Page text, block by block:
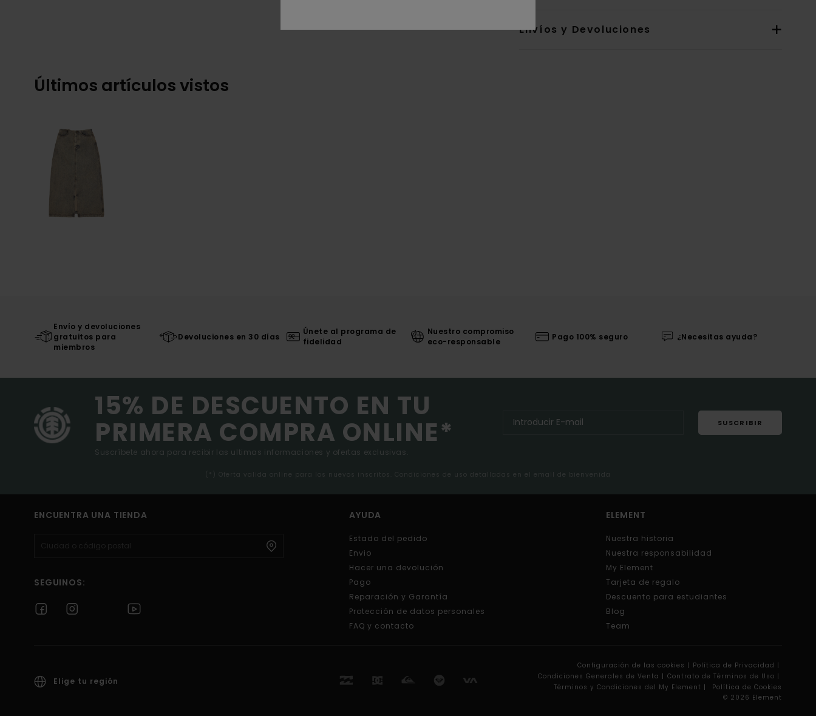
Envíos y Devoluciones
Últimos artículos vistos
Envío y devoluciones
gratuitos para
miembros
Devoluciones en 30 días
Únete al programa de
fidelidad
Nuestro compromiso
eco-responsable
Pago 100% seguro ¿Necesitas ayuda?
15% DE DESCUENTO EN TU
PRIMERA COMPRA ONLINE*
Suscríbete ahora para recibir las ultimas informaciones y ofertas exclusivas.
SUSCRIBIR
(*) Oferta valida online para los nuevos inscritos. Condiciones de uso detalladas en el email de bienvenida
ENCUENTRA UNA TIENDA
SEGUINOS:
AYUDA
Estado del pedido
Envio
Hacer una devolución
Pago
Reparación y Garantía
Protección de datos personales
FAQ y contacto
ELEMENT
Nuestra historia
Nuestra responsabilidad
My Element
Tarjeta de regalo
Descuento para estudiantes
Blog
Team
Elige tu región
Configuración de las cookies | Política de Privacidad |
Condiciones Generales de Venta | Contrato de Términos de Uso |
Términos y Condiciones del My Element |
Política de Cookies
© 2026 Element